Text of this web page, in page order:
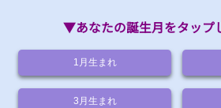
▼あなたの誕生月をタッ
1 月生まれ
3 月生まれ